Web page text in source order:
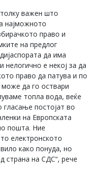
важен што
најможното
право и
на предлог
да има
нелогично е некој за да
право да патува и по
да го оствари
топла вода, веќе
гласање постојат во
на Европската
пошта. Ние
електронското
како понуда, но
страна на СДС“, рече